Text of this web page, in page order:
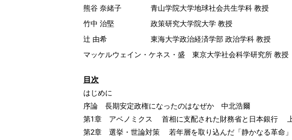
熊谷 奈緒子青山学院大学地球社会共生学科 教授
竹中 治堅政策研究大学院大学 教授
辻 由希東海大学政治経済学部 政治学科 教授
マッケルウェイン・ケネス・盛東京大学社会科学研究所 教授
目次
はじめに
序論 長期安定政権になったのはなぜか 中北浩爾
第1章 アベノミクス 首相に支配された財務省と日本銀行
第2章 選挙・世論対策 若年層を取り込んだ「静かなる革命